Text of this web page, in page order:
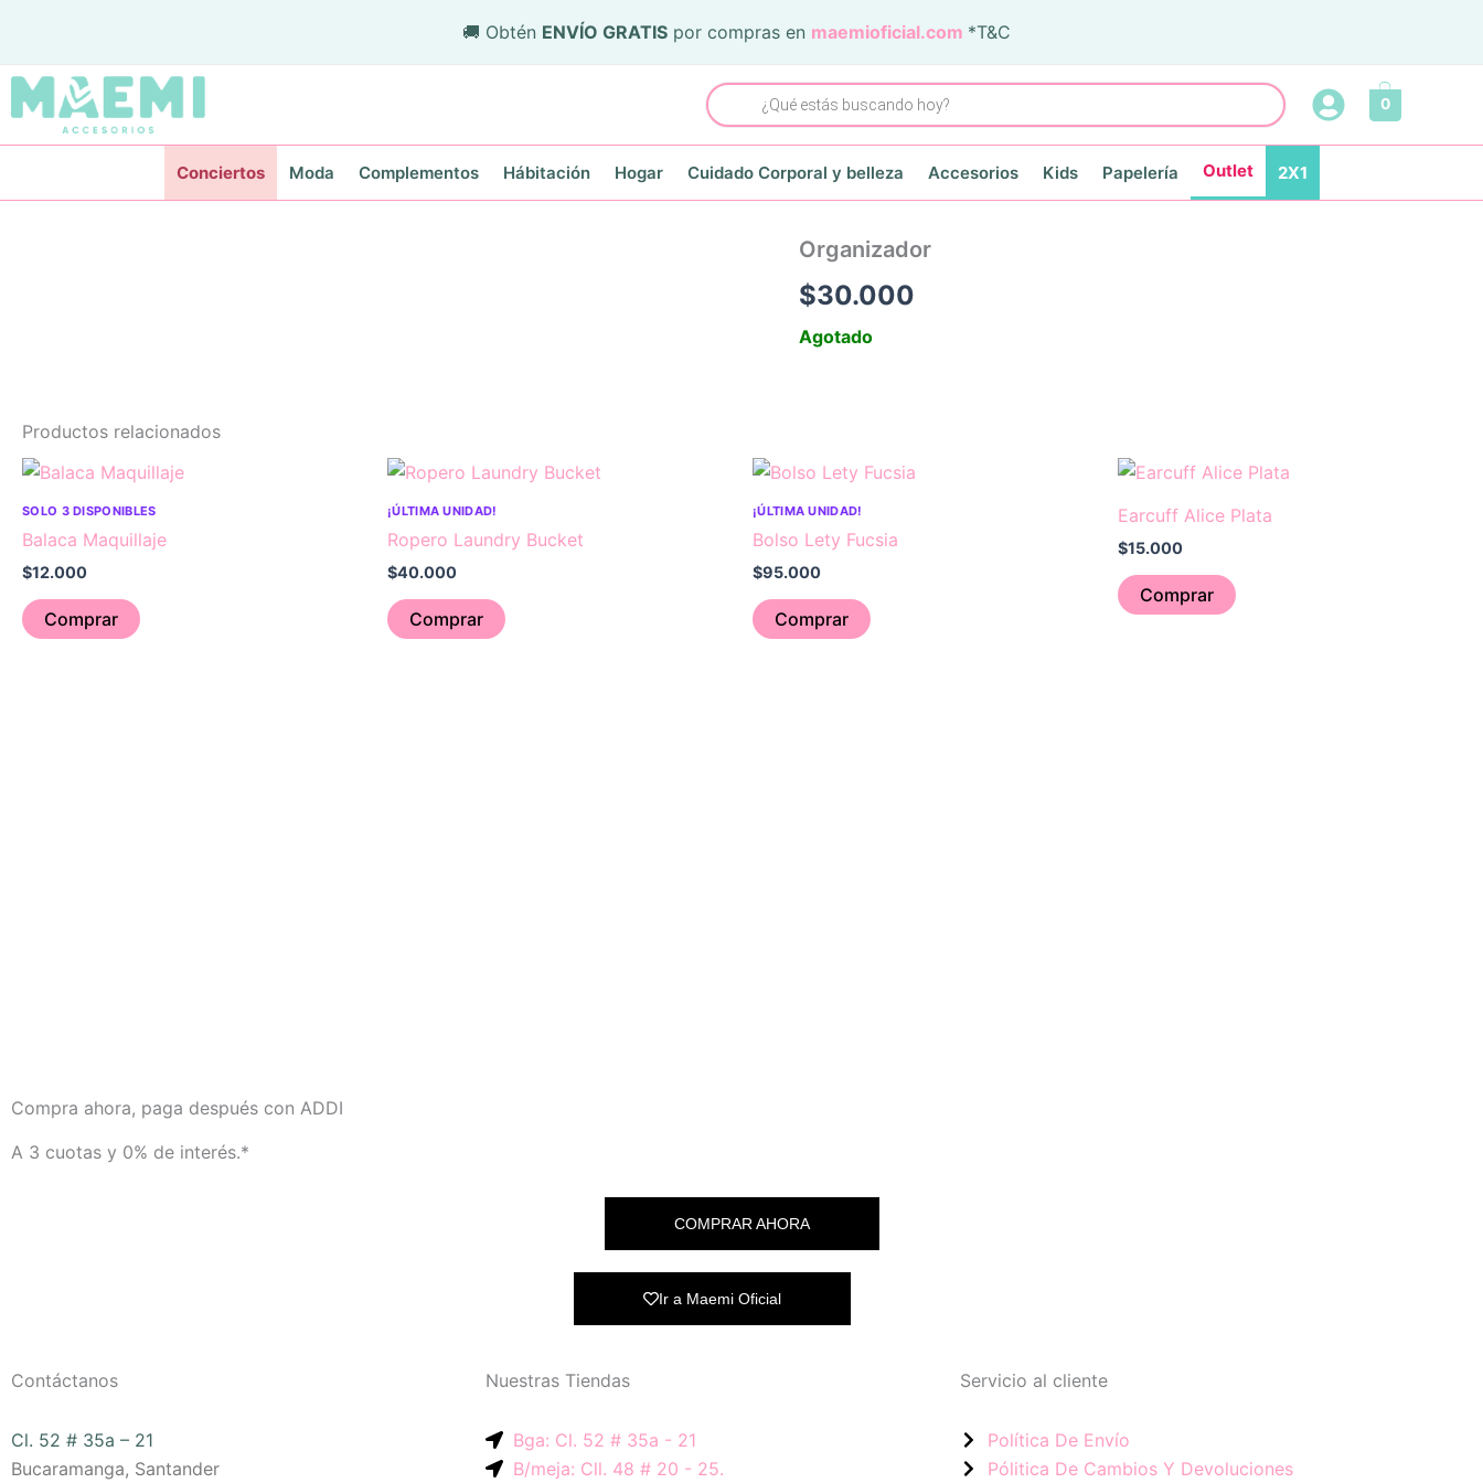
contenido
🚚 Obtén ENVÍO GRATIS por compras en maemioficial.com *T&C
Búsqueda
de
productos
0
Conciertos Moda Complementos Hábitación Hogar Cuidado Corporal y belleza Accesorios Kids Papelería Outlet 2X1
Organizador
$30.000
Agotado
Productos relacionados
SOLO 3 DISPONIBLES
Balaca Maquillaje
$12.000
Comprar
¡ÚLTIMA UNIDAD!
Ropero Laundry Bucket
$40.000
Comprar
¡ÚLTIMA UNIDAD!
Bolso Lety Fucsia
$95.000
Comprar
Earcuff Alice Plata
$15.000
Comprar
Compra ahora, paga después con ADDI
A 3 cuotas y 0% de interés.*
COMPRAR AHORA
Ir a Maemi Oficial
Contáctanos
Cl. 52 # 35a – 21
Bucaramanga, Santander
Nuestras Tiendas
Bga: Cl. 52 # 35a - 21
B/meja: Cll. 48 # 20 - 25.
Servicio al cliente
Política De Envío
Pólitica De Cambios Y Devoluciones